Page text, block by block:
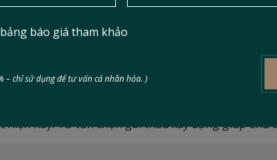
văn phòng giúp tối ưu
nay. Tư vấn chọn gói thầu xây dựng giúp Chủ
báo giá tham khảo
– chỉ sử dụng để tư vấn cá nhân hóa. )